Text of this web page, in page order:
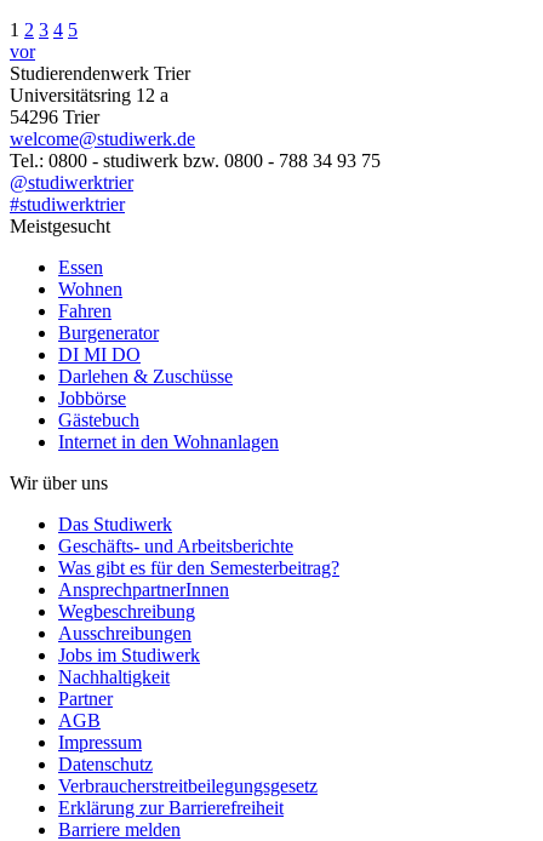
1 2 3 4 5
vor
Studierendenwerk Trier
Universitätsring 12 a
54296 Trier
welcome@studiwerk.de
Tel.: 0800 - studiwerk bzw. 0800 - 788 34 93 75
@studiwerktrier
#studiwerktrier
Meistgesucht
Essen
Wohnen
Fahren
Burgenerator
DI MI DO
Darlehen & Zuschüsse
Jobbörse
Gästebuch
Internet in den Wohnanlagen
Wir über uns
Das Studiwerk
Geschäfts- und Arbeitsberichte
Was gibt es für den Semesterbeitrag?
AnsprechpartnerInnen
Wegbeschreibung
Ausschreibungen
Jobs im Studiwerk
Nachhaltigkeit
Partner
AGB
Impressum
Datenschutz
Verbraucherstreitbeilegungsgesetz
Erklärung zur Barrierefreiheit
Barriere melden